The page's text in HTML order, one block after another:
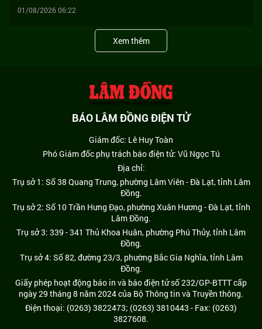
01/08/2026 06:22
Xem thêm
BÁO LÂM ĐỒNG ĐIỆN TỬ
Giám đốc: Lê Huy Toàn
Phó Giám đốc phụ trách báo điện tử: Vũ Ngọc Tú
Địa chỉ:
Trụ sở 1: Số 38 Quang Trung, phường Lâm Viên - Đà Lạt, tỉnh Lâm
Đồng.
Trụ sở 2: Số 10 Trần Hưng Đạo, phường Xuân Hương - Đà Lạt, tỉnh
Lâm Đồng.
Trụ sở 3: 339 - 341 Thủ Khoa Huân, phường Phú Thủy, tỉnh Lâm
Đồng.
Trụ sở 4: Số 82, đường 23/3, phường Bắc Gia Nghĩa, tỉnh Lâm
Đồng.
Giấy phép hoạt động báo in và báo điện tử số 232/GP-BTTT cấp
ngày 29 tháng 8 năm 2024 của Bộ Thông tin và Truyền thông.
Điện thoại: (0263) 3822473; (0263) 3810443 - Fax: (0263)
3827608.